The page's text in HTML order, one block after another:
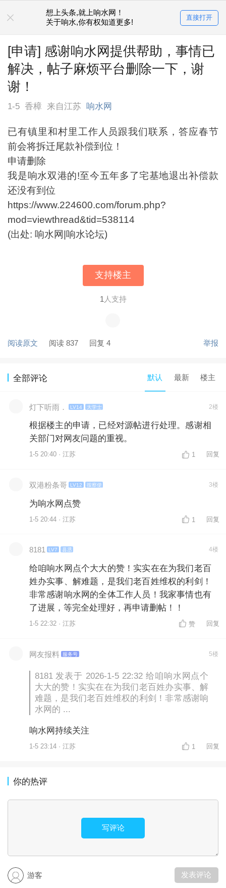
想上头条,就上响水网！
关于响水,你有权知道更多!
直接打开
[申请] 感谢响水网提供帮助，事情已
解决，帖子麻烦平台删除一下，谢
谢！
1-5 香樟 来自江苏 响水网
已有镇里和村里工作人员跟我们联系，答应春节
前会将拆迁尾款补偿到位！
申请删除
我是响水双港的!至今五年多了宅基地退出补偿款
还没有到位
https://www.224600.com/forum.php?
mod=viewthread&tid=538114
(出处: 响水网|响水论坛)
支持楼主
1 人支持
阅读原文 阅读 837 回复 4 举报
全部评论 默认 最新 楼主
灯下听雨． LV14 大学士 2楼
根据楼主的申请，已经对源帖进行处理。感谢相
关部门对网友问题的重视。
1-5 20:40 · 江苏 1 回复
双港粉条哥 LV12 按察使 3楼
为响水网点赞
1-5 20:44 · 江苏 1 回复
8181 LV7 县丞 4楼
给咱响水网点个大大的赞！实实在在为我们老百
姓办实事、解难题，是我们老百姓维权的利剑！
非常感谢响水网的全体工作人员！我家事情也有
了进展，等完全处理好，再申请删帖！！
1-5 22:32 · 江苏 赞 回复
网友报料 服务号 5楼
8181 发表于 2026-1-5 22:32 给咱响水网点个
大大的赞！实实在在为我们老百姓办实事、解
难题，是我们老百姓维权的利剑！非常感谢响
水网的 ...
响水网持续关注
1-5 23:14 · 江苏 1 回复
你的热评
写评论
游客 发表评论